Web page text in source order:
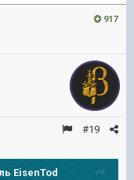
917
#19
EisenTod